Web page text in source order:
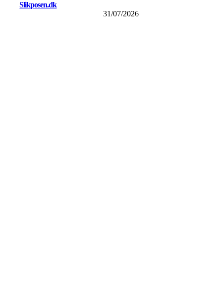
Slikposen.dk
31/07/2026